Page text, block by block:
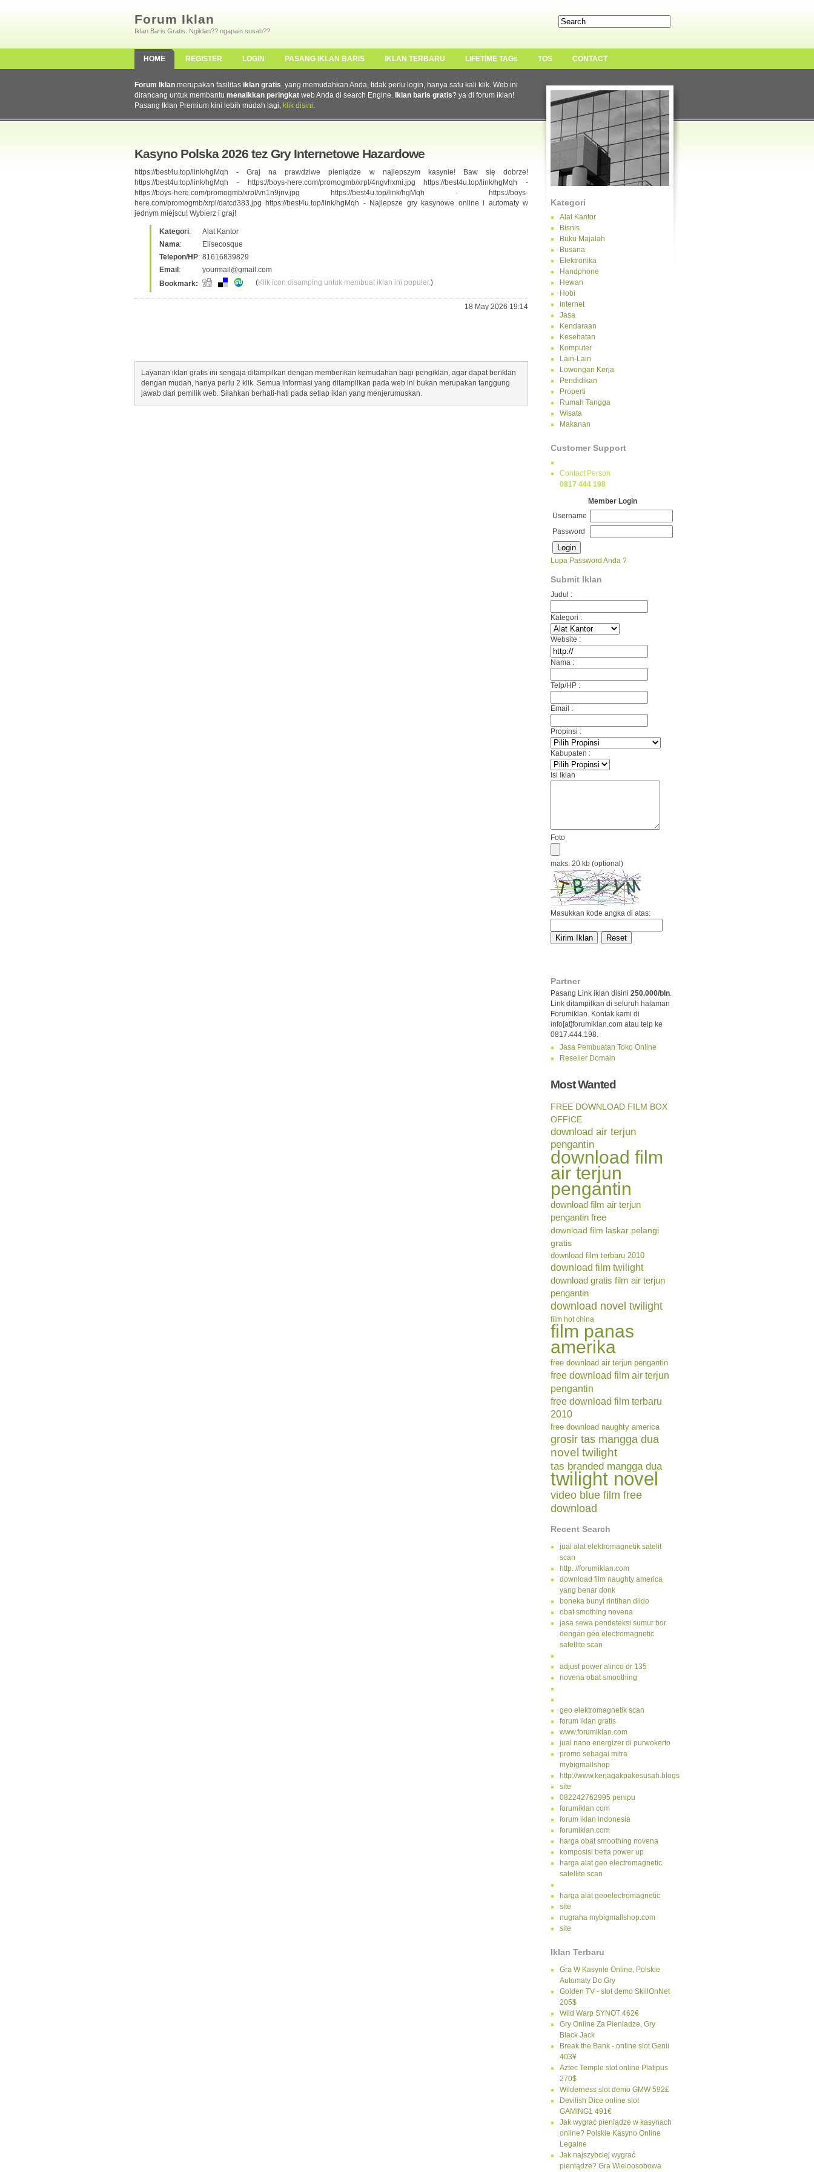
Forum Iklan
Iklan Baris Gratis. Ngiklan?? ngapain susah??
HOME REGISTER LOGIN PASANG IKLAN BARIS IKLAN TERBARU LIFETIME TAGs TOS CONTACT
Kategori
Alat Kantor
Bisnis
Buku Majalah
Busana
Elektronika
Handphone
Hewan
Hobi
Internet
Jasa
Kendaraan
Kesehatan
Komputer
Lain-Lain
Lowongan Kerja
Pendidikan
Properti
Rumah Tangga
Wisata
Makanan
Customer Support
Contact Person
0817 444 198
Member Login
Username
Password
Lupa Password Anda ?
Submit Iklan
Judul :
Kategori :
Website :
Nama :
Telp/HP :
Email :
Propinsi :
Kabupaten :
Isi Iklan
Foto
maks. 20 kb (optional)
Masukkan kode angka di atas:
Partner
Pasang Link iklan disini 250.000/bln.
Link ditampilkan di seluruh halaman
Forumiklan. Kontak kami di
info[at]forumiklan.com atau telp ke
0817.444.198.
Jasa Pembuatan Toko Online
Reseller Domain
Most Wanted
FREE DOWNLOAD FILM BOX
OFFICE
download air terjun
pengantin
download film
air terjun
pengantin
download film air terjun
pengantin free
download film laskar pelangi
gratis
download film terbaru 2010
download film twilight
download gratis film air terjun
pengantin
download novel twilight
film hot china
film panas
amerika
free download air terjun pengantin
free download film air terjun
pengantin
free download film terbaru
2010
free download naughty america
grosir tas mangga dua
novel twilight
tas branded mangga dua
twilight novel
video blue film free
download
Recent Search
jual alat elektromagnetik satelit
scan
http. //forumiklan.com
download film naughty america
yang benar donk
boneka bunyi rintihan dildo
obat smothing novena
jasa sewa pendeteksi sumur bor
dengan geo electromagnetic
satellite scan
adjust power alinco dr 135
novena obat smoothing
geo elektromagnetik scan
forum iklan gratis
www.forumiklan.com
jual nano energizer di purwokerto
promo sebagai mitra
mybigmallshop
http://www.kerjagakpakesusah.blogspot.com/
site
082242762995 penipu
forumiklan com
forum iklan indonesia
forumiklan.com
harga obat smoothing novena
komposisi betta power up
harga alat geo electromagnetic
satellite scan
harga alat geoelectromagnetic
site
nugraha mybigmallshop.com
site
Iklan Terbaru
Gra W Kasynie Online, Polskie
Automaty Do Gry
Golden TV - slot demo SkillOnNet
205$
Wild Warp SYNOT 462€
Gry Online Za Pieniadze, Gry
Black Jack
Break the Bank - online slot Genii
403¥
Aztec Temple slot online Platipus
270$
Wilderness slot demo GMW 592£
Devilish Dice online slot
GAMING1 491€
Jak wygrać pieniądze w kasynach
online? Polskie Kasyno Online
Legalne
Jak najszybciej wygrać
pieniądze? Gra Wieloosobowa
Forum Iklan merupakan fasilitas iklan gratis, yang memudahkan Anda, tidak perlu login, hanya satu kali klik. Web ini
dirancang untuk membantu menaikkan peringkat web Anda di search Engine. Iklan baris gratis? ya di forum iklan!
Pasang Iklan Premium kini lebih mudah lagi, klik disini.
Kasyno Polska 2026 tez Gry Internetowe Hazardowe
https://best4u.top/link/hgMqh - Graj na prawdziwe pieniądze w najlepszym kasynie! Baw się dobrze!
https://best4u.top/link/hgMqh - https://boys-here.com/promogmb/xrpl/4ngvhxmi.jpg https://best4u.top/link/hgMqh -
https://boys-here.com/promogmb/xrpl/vn1n9jnv.jpg https://best4u.top/link/hgMqh - https://boys-
here.com/promogmb/xrpl/datcd383.jpg https://best4u.top/link/hgMqh - Najlepsze gry kasynowe online i automaty w
jednym miejscu! Wybierz i graj!
Kategori:
Alat Kantor
Nama:
Elisecosque
Telepon/HP: 81616839829
Email :
yourmail@gmail.com
Bookmark:
(Klik icon disamping untuk membuat iklan ini populer.)
18 May 2026 19:14
Layanan iklan gratis ini sengaja ditampilkan dengan memberikan kemudahan bagi pengiklan, agar dapat beriklan
dengan mudah, hanya perlu 2 klik. Semua informasi yang ditampilkan pada web ini bukan merupakan tanggung
jawab dari pemilik web. Silahkan berhati-hati pada setiap iklan yang menjerumuskan.